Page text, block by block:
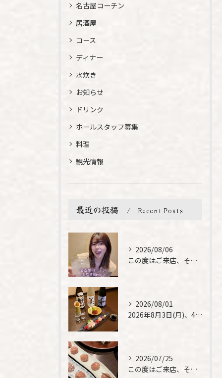
名古屋コーチン
居酒屋
コース
ディナー
水炊き
お知らせ
ドリンク
ホールスタッフ募集
料理
観光情報
最近の投稿 Recent Posts
2026/08/06
この度はご来店、そして素敵なご紹介誠にありがとうございます✨...
2026/08/01
2026年8月3日(月)、4日(火)は、臨時休業させて頂きま...
2026/07/25
この度はご来店、そして素敵なご紹介誠にありがとうございます✨...